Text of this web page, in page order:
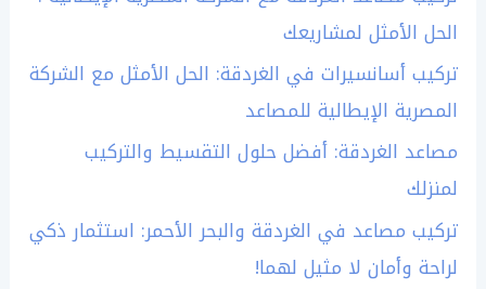
الحل الأمثل لمشاريعك
تركيب أسانسيرات في الغردقة: الحل الأمثل مع الشركة
المصرية الإيطالية للمصاعد
مصاعد الغردقة: أفضل حلول التقسيط والتركيب
لمنزلك
تركيب مصاعد في الغردقة والبحر الأحمر: استثمار ذكي
لراحة وأمان لا مثيل لهما!